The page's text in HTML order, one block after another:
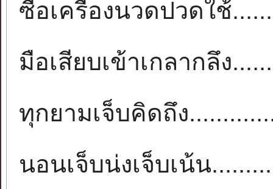
ซื้อเครื่องนวดปวดใช้
มือเสียบเข้าเกลากลึง
ทุกยามเจ็บคิดถึง
นอนเจ็บน่งเจ็บเน้น